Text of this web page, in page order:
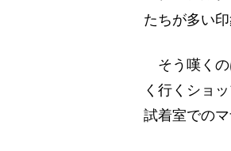
たちが多い
そう嘆くの
く行くショ
試着室での